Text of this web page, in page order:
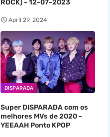
ROCK) - 12-07-2023
April 29, 2024
DISPARADA
Super DISPARADA com os
melhores MVs de 2020 -
YEEAAH Ponto KPOP